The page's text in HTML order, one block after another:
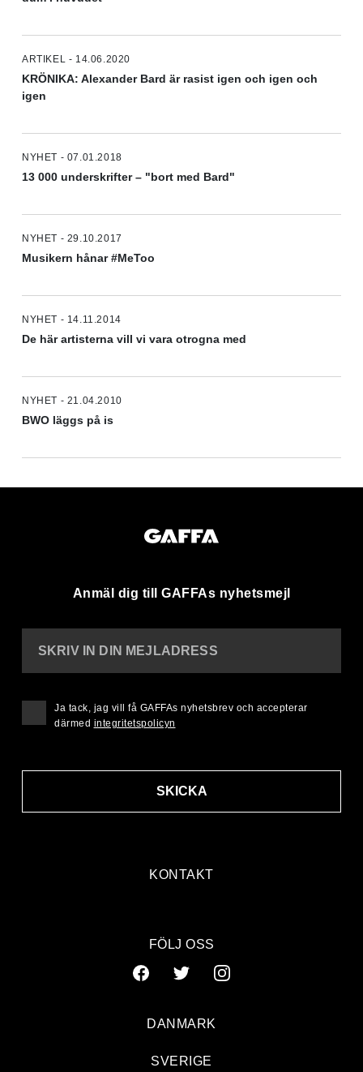
ARTIKEL - 14.06.2020
KRÖNIKA: Alexander Bard är rasist igen och igen och
igen
NYHET - 07.01.2018
13 000 underskrifter – "bort med Bard"
NYHET - 29.10.2017
Musikern hånar #MeToo
NYHET - 14.11.2014
De här artisterna vill vi vara otrogna med
NYHET - 21.04.2010
BWO läggs på is
Anmäl dig till GAFFAs nyhetsmejl
KONTAKT
SKRIV IN DIN MEJLADRESS
SKICKA
Ja tack, jag vill få GAFFAs nyhetsbrev och accepterar
därmed integritetspolicyn
FÖLJ OSS
DANMARK
SVERIGE